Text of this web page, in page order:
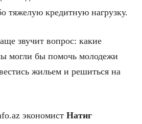
тяжелую кредитную нагрузку.
звучит вопрос: какие
могли бы помочь молодежи
жильем и решиться на
экономист Натиг